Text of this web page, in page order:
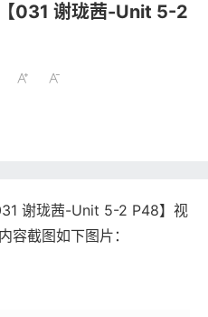
031 谢珑茜-Unit 5-2
谢珑茜-Unit 5-2 P48】视
容截图如下图片：